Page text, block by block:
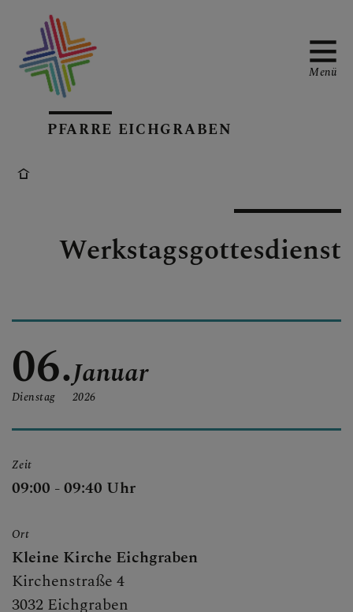
PFARRE EICHGRABEN
Menü
Werkstagsgottesdienst
06.
Dienstag
Januar
2026
Zeit
09:00 - 09:40 Uhr
Ort
Kleine Kirche Eichgraben
Kirchenstraße 4
3032 Eichgraben